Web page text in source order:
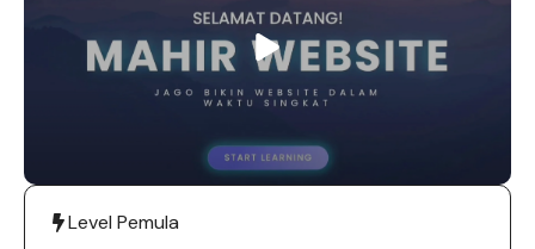
Level Pemula